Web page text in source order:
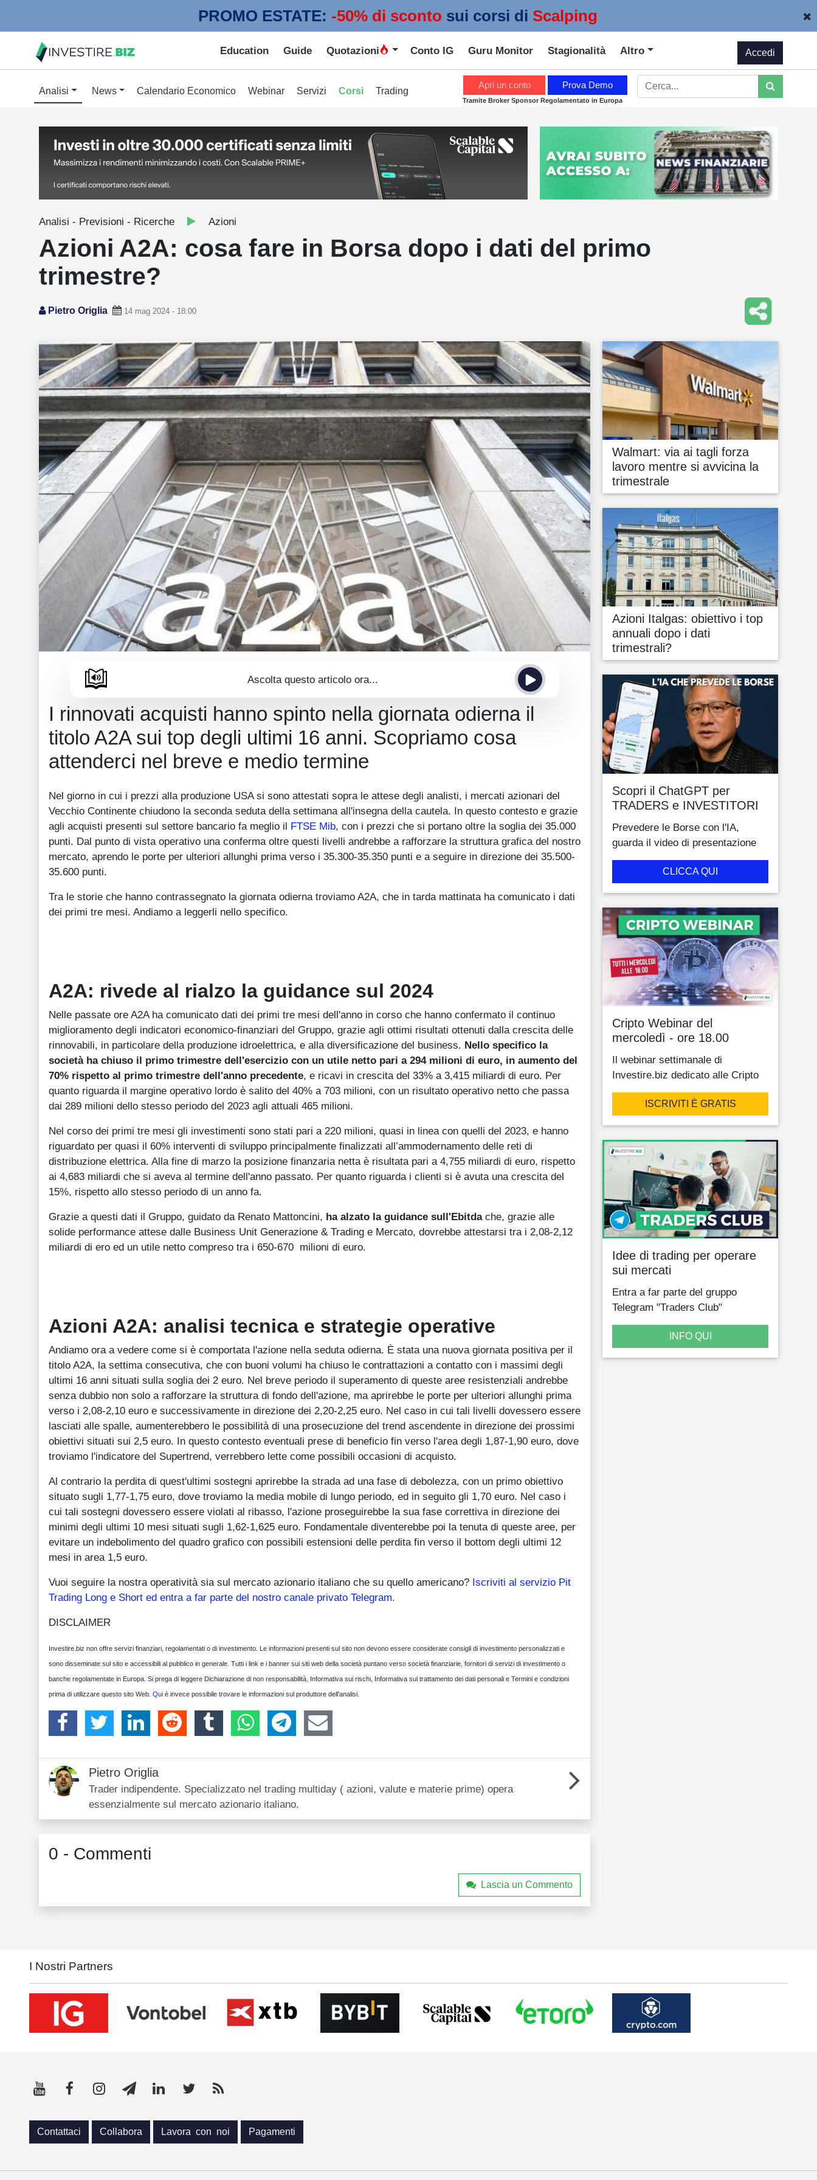
PROMO ESTATE: -50% di sconto sui corsi di Scalping
Education Guide Quotazioni Conto IG Guru Monitor Stagionalità Altro Accedi
Analisi News Calendario Economico Webinar Servizi Corsi Trading
Apri un conto Prova Demo
Tramite Broker Sponsor Regolamentato in Europa
Analisi - Previsioni - Ricerche Azioni
Azioni A2A: cosa fare in Borsa dopo i dati del primo
trimestre?
Pietro Origlia 14 mag 2024 - 18:00
Ascolta questo articolo ora...
I rinnovati acquisti hanno spinto nella giornata odierna il
titolo A2A sui top degli ultimi 16 anni. Scopriamo cosa
attenderci nel breve e medio termine
Nel giorno in cui i prezzi alla produzione USA si sono attestati sopra le attese degli analisti, i mercati azionari del
Vecchio Continente chiudono la seconda seduta della settimana all'insegna della cautela. In questo contesto e grazie
agli acquisti presenti sul settore bancario fa meglio il FTSE Mib, con i prezzi che si portano oltre la soglia dei 35.000
punti. Dal punto di vista operativo una conferma oltre questi livelli andrebbe a rafforzare la struttura grafica del nostro
mercato, aprendo le porte per ulteriori allunghi prima verso i 35.300-35.350 punti e a seguire in direzione dei 35.500-
35.600 punti.
Tra le storie che hanno contrassegnato la giornata odierna troviamo A2A, che in tarda mattinata ha comunicato i dati
dei primi tre mesi. Andiamo a leggerli nello specifico.
A2A: rivede al rialzo la guidance sul 2024
Nelle passate ore A2A ha comunicato dati dei primi tre mesi dell'anno in corso che hanno confermato il continuo
miglioramento degli indicatori economico-finanziari del Gruppo, grazie agli ottimi risultati ottenuti dalla crescita delle
rinnovabili, in particolare della produzione idroelettrica, e alla diversificazione del business. Nello specifico la
società ha chiuso il primo trimestre dell'esercizio con un utile netto pari a 294 milioni di euro, in aumento del
70% rispetto al primo trimestre dell'anno precedente, e ricavi in crescita del 33% a 3,415 miliardi di euro. Per
quanto riguarda il margine operativo lordo è salito del 40% a 703 milioni, con un risultato operativo netto che passa
dai 289 milioni dello stesso periodo del 2023 agli attuali 465 milioni.
Nel corso dei primi tre mesi gli investimenti sono stati pari a 220 milioni, quasi in linea con quelli del 2023, e hanno
riguardato per quasi il 60% interventi di sviluppo principalmente finalizzati all’ammodernamento delle reti di
distribuzione elettrica. Alla fine di marzo la posizione finanzaria netta è risultata pari a 4,755 miliardi di euro, rispetto
ai 4,683 miliardi che si aveva al termine dell'anno passato. Per quanto riguarda i clienti si è avuta una crescita del
15%, rispetto allo stesso periodo di un anno fa.
Grazie a questi dati il Gruppo, guidato da Renato Mattoncini, ha alzato la guidance sull'Ebitda che, grazie alle
solide performance attese dalle Business Unit Generazione & Trading e Mercato, dovrebbe attestarsi tra i 2,08-2,12
miliardi di ero ed un utile netto compreso tra i 650-670 milioni di euro.
Azioni A2A: analisi tecnica e strategie operative
Andiamo ora a vedere come si è comportata l'azione nella seduta odierna. È stata una nuova giornata positiva per il
titolo A2A, la settima consecutiva, che con buoni volumi ha chiuso le contrattazioni a contatto con i massimi degli
ultimi 16 anni situati sulla soglia dei 2 euro. Nel breve periodo il superamento di queste aree resistenziali andrebbe
senza dubbio non solo a rafforzare la struttura di fondo dell'azione, ma aprirebbe le porte per ulteriori allunghi prima
verso i 2,08-2,10 euro e successivamente in direzione dei 2,20-2,25 euro. Nel caso in cui tali livelli dovessero essere
lasciati alle spalle, aumenterebbero le possibilità di una prosecuzione del trend ascendente in direzione dei prossimi
obiettivi situati sui 2,5 euro. In questo contesto eventuali prese di beneficio fin verso l'area degli 1,87-1,90 euro, dove
troviamo l'indicatore del Supertrend, verrebbero lette come possibili occasioni di acquisto.
Al contrario la perdita di quest'ultimi sostegni aprirebbe la strada ad una fase di debolezza, con un primo obiettivo
situato sugli 1,77-1,75 euro, dove troviamo la media mobile di lungo periodo, ed in seguito gli 1,70 euro. Nel caso i
cui tali sostegni dovessero essere violati al ribasso, l'azione proseguirebbe la sua fase correttiva in direzione dei
minimi degli ultimi 10 mesi situati sugli 1,62-1,625 euro. Fondamentale diventerebbe poi la tenuta di queste aree, per
evitare un indebolimento del quadro grafico con possibili estensioni delle perdita fin verso il bottom degli ultimi 12
mesi in area 1,5 euro.
Vuoi seguire la nostra operatività sia sul mercato azionario italiano che su quello americano? Iscriviti al servizio Pit
Trading Long e Short ed entra a far parte del nostro canale privato Telegram.
DISCLAIMER
Investire.biz non offre servizi finanziari, regolamentati o di investimento. Le informazioni presenti sul sito non devono essere considerate consigli di investimento personalizzati e
sono disseminate sul sito e accessibili al pubblico in generale. Tutti i link e i banner sui siti web della società puntano verso società finanziarie, fornitori di servizi di investimento o
banche regolamentate in Europa. Si prega di leggere Dichiarazione di non responsabilità, Informativa sui rischi, Informativa sul trattamento dei dati personali e Termini e condizioni
prima di utilizzare questo sito Web. Qui è invece possibile trovare le informazioni sul produttore dell'analisi.
Pietro Origlia
Trader indipendente. Specializzato nel trading multiday ( azioni, valute e materie prime) opera
essenzialmente sul mercato azionario italiano.
0 - Commenti
Lascia un Commento
Walmart: via ai tagli forza
lavoro mentre si avvicina la
trimestrale
Azioni Italgas: obiettivo i top
annuali dopo i dati
trimestrali?
Scopri il ChatGPT per
TRADERS e INVESTITORI
Prevedere le Borse con l'IA,
guarda il video di presentazione
CLICCA QUI
Cripto Webinar del
mercoledì - ore 18.00
Il webinar settimanale di
Investire.biz dedicato alle Cripto
ISCRIVITI È GRATIS
Idee di trading per operare
sui mercati
Entra a far parte del gruppo
Telegram "Traders Club"
INFO QUI
I Nostri Partners
Contattaci Collabora Lavora con noi Pagamenti